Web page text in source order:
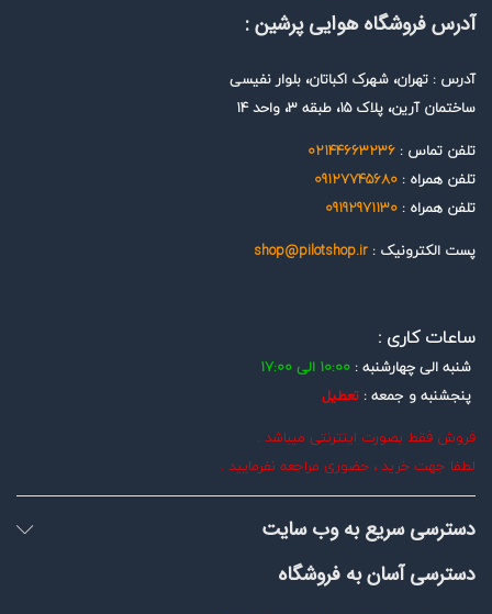
آدرس فروشگاه هوایی پرشین :
آدرس : تهران، شهرک اکباتان، بلوار نفیسی
ساختمان آرین، پلاک 15، طبقه 3، واحد 14
تلفن تماس : 02144663236
تلفن همراه : 09127745680
تلفن همراه : 09192971130
پست الکترونیک : shop@pilotshop.ir
ساعات کاری :
شنبه الی چهارشنبه : 10:00 الی 17:00
پنجشنبه و جمعه : تعطیل
فروش فقط بصورت اینترنتی میباشد .
لطفا جهت خرید ، حضوری مراجعه نفرمایید .
دسترسی سریع به وب سایت
دسترسی آسان به فروشگاه